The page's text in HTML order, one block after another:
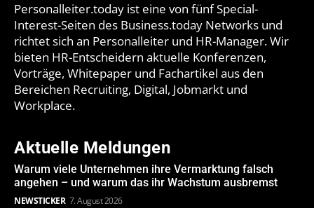
Personalleiter.today ist eine von fünf Special-
Interest-Seiten des Business.today Networks und
richtet sich an Personalleiter und HR-Manager. Wir
bieten HR-Entscheidern aktuelle Konferenzen,
Vorträge, Whitepaper und Fachartikel aus den
Bereichen Recruiting, Digital, Jobmarkt und
Workplace.
Aktuelle Meldungen
Warum viele Unternehmen ihre Vermarktung falsch
angehen – und warum das ihr Wachstum ausbremst
NEWSTICKER 7. August 2026